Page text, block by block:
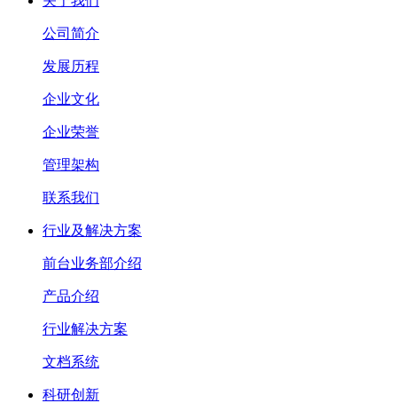
公司简介
发展历程
企业文化
企业荣誉
管理架构
联系我们
行业及解决方案
前台业务部介绍
产品介绍
行业解决方案
文档系统
科研创新